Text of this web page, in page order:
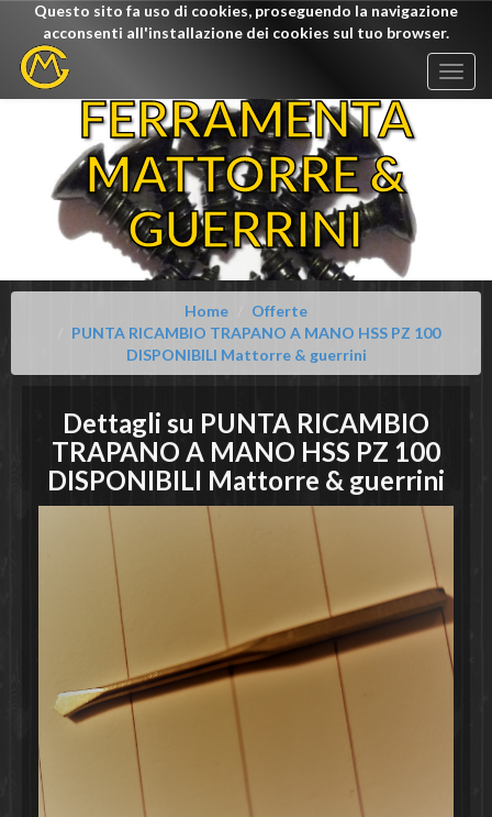
Questo sito fa uso di cookies, proseguendo la navigazione
acconsenti all'installazione dei cookies sul tuo browser.
FERRAMENTA
MATTORRE &
GUERRINI
Home
Offerte
PUNTA RICAMBIO TRAPANO A MANO HSS PZ 100
DISPONIBILI Mattorre & guerrini
Dettagli su PUNTA RICAMBIO
TRAPANO A MANO HSS PZ 100
DISPONIBILI Mattorre & guerrini